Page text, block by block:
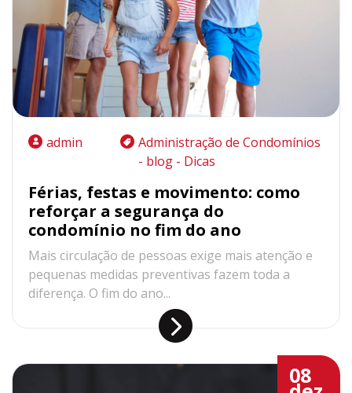
admin
Administração de Condomínios
- blog - Dicas
Férias, festas e movimento: como
reforçar a segurança do
condomínio no fim do ano
Mais circulação de pessoas exige mais atenção e
pequenas medidas preventivas fazem toda a
diferença. O fim do ano...
08